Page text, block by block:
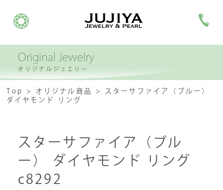
Original Jewelry
オリジナルジュエリー
Top オリジナル商品
スターサファイア（ブルー）
ダイヤモンド リング
スターサファイア（ブル
ー） ダイヤモンド リング
c8292